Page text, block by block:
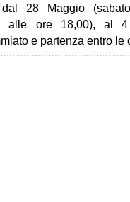
28 Maggio
alle ore 18,00), al
e partenza entro le